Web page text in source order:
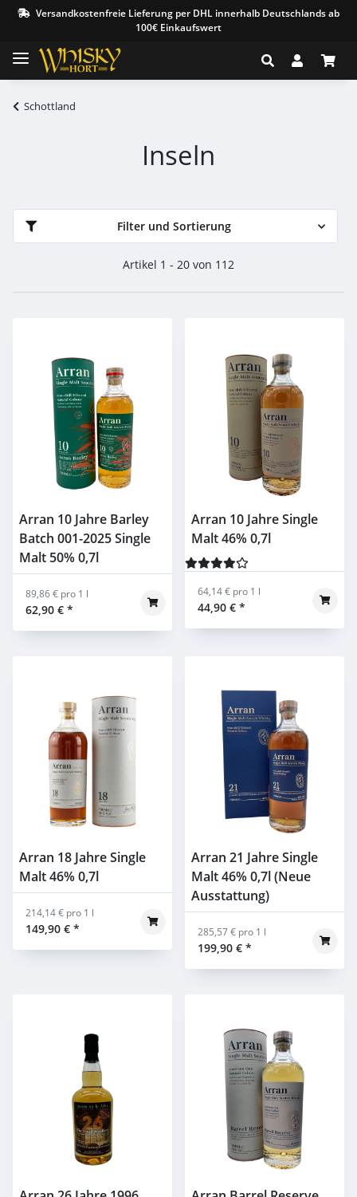
Versandkostenfreie Lieferung per DHL innerhalb Deutschlands ab
100€ Einkaufswert
Schottland
Inseln
Filter und Sortierung
Artikel 1 - 20 von 112
Arran 10 Jahre Barley
Batch 001-2025 Single
Malt 50% 0,7l
62,90 € *
89,86 € pro 1 l
Arran 10 Jahre Single
Malt 46% 0,7l
44,90 € *
64,14 € pro 1 l
Arran 18 Jahre Single
Malt 46% 0,7l
149,90 € *
214,14 € pro 1 l
Arran 21 Jahre Single
Malt 46% 0,7l (Neue
Ausstattung)
199,90 € *
285,57 € pro 1 l